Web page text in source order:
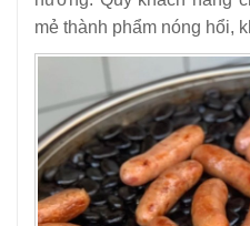
mẻ thành phẩm nóng hổi,